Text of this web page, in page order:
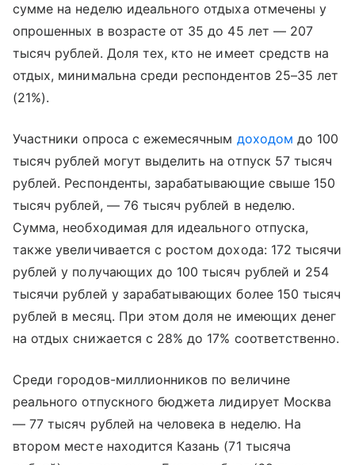
сумме на неделю идеального отдыха отмечены у
опрошенных в возрасте от 35 до 45 лет — 207
тысяч рублей. Доля тех, кто не имеет средств на
отдых, минимальна среди респондентов 25–35 лет
(21%).
Участники опроса с ежемесячным доходом до 100
тысяч рублей могут выделить на отпуск 57 тысяч
рублей. Респонденты, зарабатывающие свыше 150
тысяч рублей, — 76 тысяч рублей в неделю.
Сумма, необходимая для идеального отпуска,
также увеличивается с ростом дохода: 172 тысячи
рублей у получающих до 100 тысяч рублей и 254
тысячи рублей у зарабатывающих более 150 тысяч
рублей в месяц. При этом доля не имеющих денег
на отдых снижается с 28% до 17% соответственно.
Среди городов-миллионников по величине
реального отпускного бюджета лидирует Москва
— 77 тысяч рублей на человека в неделю. На
втором месте находится Казань (71 тысяча